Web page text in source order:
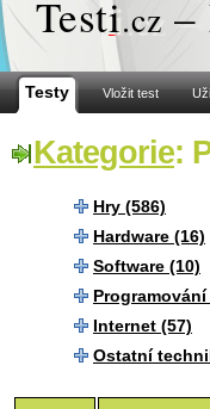
Testi.cz –
Testy Vložit test
Kategorie:
Hry (586)
Hardware (16)
Software (10)
Programování
Internet (57)
Ostatní